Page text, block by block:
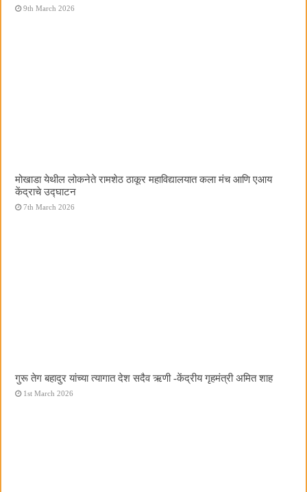
9th March 2026
मोखाडा येथील लोकनेते रामशेठ ठाकूर महाविद्यालयात कला मंच आणि एआय
केंद्राचे उद्घाटन
7th March 2026
गुरू तेग बहादुर यांच्या त्यागात देश सदैव ऋणी -केंद्रीय गृहमंत्री अमित शाह
1st March 2026